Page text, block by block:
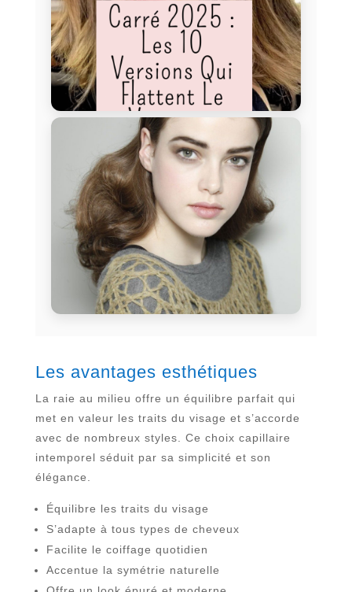
Les avantages esthétiques
La raie au milieu offre un équilibre parfait qui
met en valeur les traits du visage et s’accorde
avec de nombreux styles. Ce choix capillaire
intemporel séduit par sa simplicité et son
élégance.
Équilibre les traits du visage
S’adapte à tous types de cheveux
Facilite le coiffage quotidien
Accentue la symétrie naturelle